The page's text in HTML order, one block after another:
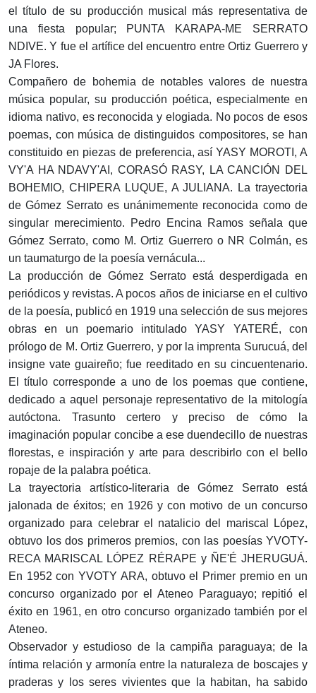
el título de su producción musical más representativa de
una fiesta popular; PUNTA KARAPA-ME SERRATO
NDIVE. Y fue el artífice del encuentro entre Ortiz Guerrero y
JA Flores.
Compañero de bohemia de notables valores de nuestra
música popular, su producción poética, especialmente en
idioma nativo, es reconocida y elogiada. No pocos de esos
poemas, con música de distinguidos compositores, se han
constituido en piezas de preferencia, así YASY MOROTI, A
VY'A HA NDAVY'AI, CORASÓ RASY, LA CANCIÓN DEL
BOHEMIO, CHIPERA LUQUE, A JULIANA. La trayectoria
de Gómez Serrato es unánimemente reconocida como de
singular merecimiento. Pedro Encina Ramos señala que
Gómez Serrato, como M. Ortiz Guerrero o NR Colmán, es
un taumaturgo de la poesía vernácula...
La producción de Gómez Serrato está desperdigada en
periódicos y revistas. A pocos años de iniciarse en el cultivo
de la poesía, publicó en 1919 una selección de sus mejores
obras en un poemario intitulado YASY YATERÉ, con
prólogo de M. Ortiz Guerrero, y por la imprenta Surucuá, del
insigne vate guaireño; fue reeditado en su cincuentenario.
El título corresponde a uno de los poemas que contiene,
dedicado a aquel personaje representativo de la mitología
autóctona. Trasunto certero y preciso de cómo la
imaginación popular concibe a ese duendecillo de nuestras
florestas, e inspiración y arte para describirlo con el bello
ropaje de la palabra poética.
La trayectoria artístico-literaria de Gómez Serrato está
jalonada de éxitos; en 1926 y con motivo de un concurso
organizado para celebrar el natalicio del mariscal López,
obtuvo los dos primeros premios, con las poesías YVOTY-
RECA MARISCAL LÓPEZ RÉRAPE y ÑE'É JHERUGUÁ.
En 1952 con YVOTY ARA, obtuvo el Primer premio en un
concurso organizado por el Ateneo Paraguayo; repitió el
éxito en 1961, en otro concurso organizado también por el
Ateneo.
Observador y estudioso de la campiña paraguaya; de la
íntima relación y armonía entre la naturaleza de boscajes y
praderas y los seres vivientes que la habitan, ha sabido